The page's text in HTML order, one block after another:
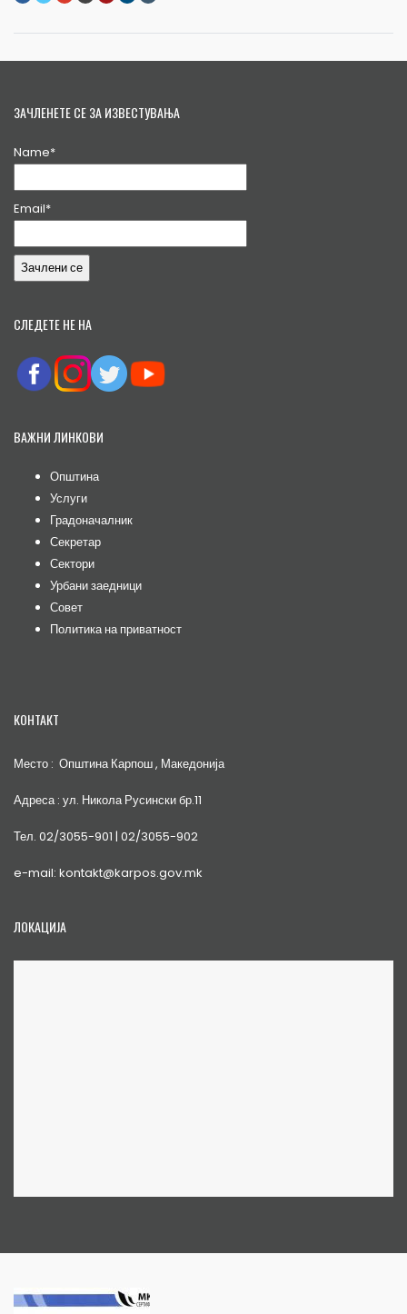
ЗАЧЛЕНЕТЕ СЕ ЗА ИЗВЕСТУВАЊА
Name*
Email*
СЛЕДЕТЕ НЕ НА
ВАЖНИ ЛИНКОВИ
Општина
Услуги
Градоначалник
Секретар
Сектори
Урбани заедници
Совет
Политика на приватност
КОНТАКТ
Место : Општина Карпош , Македонија
Адреса : ул. Никола Русински бр.11
Тел. 02/3055-901 | 02/3055-902
e-mail: kontakt@karpos.gov.mk
ЛОКАЦИЈА